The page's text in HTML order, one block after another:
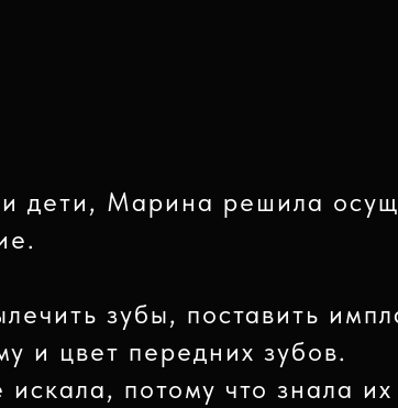
дети, Марина решила
зубы, поставить
и цвет передних зубов.
потому что знала